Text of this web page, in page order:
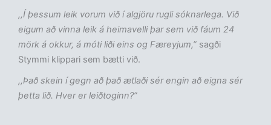
,,Í þessum leik vorum við í algjöru rugli sóknarlega. Við
eigum að vinna leik á heimavelli þar sem við fáum 24
mörk á okkur, á móti liði eins og Færeyjum,” sagði
Stymmi klippari sem bætti við.
,,Það skein í gegn að það ætlaði sér engin að eigna sér
þetta lið. Hver er leiðtoginn?”